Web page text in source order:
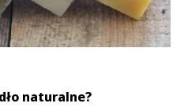
naturalne?